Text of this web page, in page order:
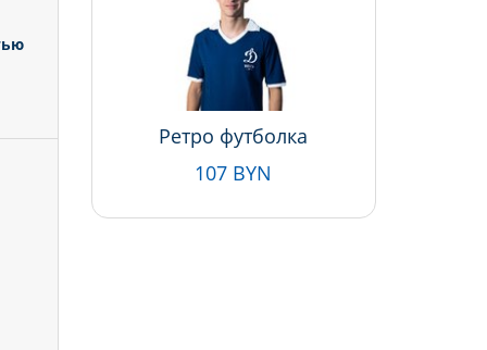
Ретро футболка
107 BYN